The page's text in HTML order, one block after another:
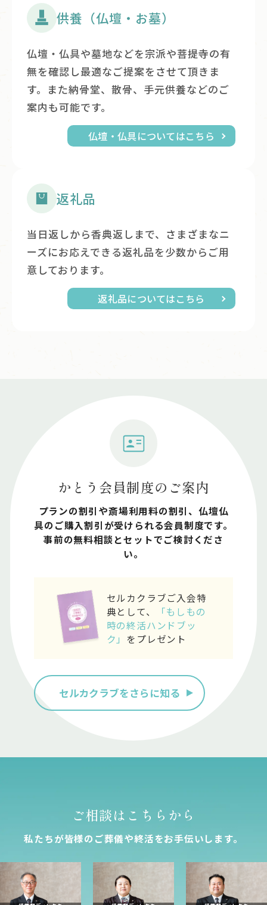
供養（仏壇・お墓）
仏壇・仏具や墓地などを宗派や菩提寺の有
無を確認し最適なご提案をさせて頂きま
す。また納骨堂、散骨、手元供養などのご
案内も可能です。
仏壇・仏具についてはこちら
返礼品
当日返しから香典返しまで、さまざまなニ
ーズにお応えできる返礼品を少数からご用
意しております。
返礼品についてはこちら
かとう会員制度のご案内
プランの割引や斎場利⽤料の割引、仏壇仏
具のご購⼊割引が受けられる会員制度です。
事前の無料相談とセットでご検討くださ
い。
セルカクラブご入会特
典として、
「もしもの
時の終活ハンドブッ
ク」 をプレゼント
セルカクラブをさらに知る
ご相談はこちらから
私たちが皆様のご葬儀や終活をお⼿伝いします。